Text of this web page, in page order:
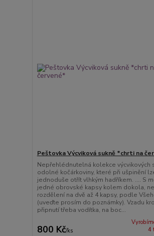
Peštovka Výcviková sukně *chrti na
Nepřehlédnutelná kolekce výcvikových
odolné kočárkoviny, které při ušpinění
jednoduše otřít vlhkým hadříkem. .... S
jedné obrovské kapsy kolem dokola,
rozdělení na dvě až 4 kapsy, podle
(uveďte prosím do poznámky). Vzadu
připnutí třeba vodítka, na boc...
800 Kč/ks
4